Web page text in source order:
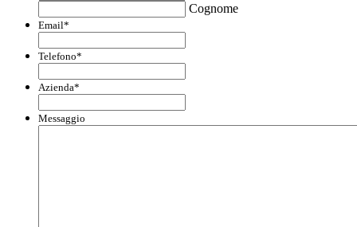
Cognome
Email*
Telefono*
Azienda*
Messaggio